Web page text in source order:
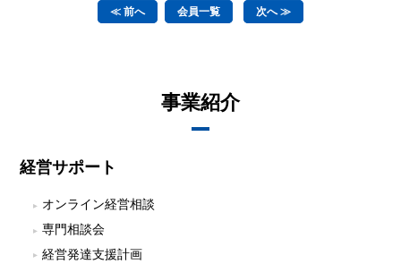
≪ 前へ 会員一覧 次へ ≫
事業紹介
経営サポート
オンライン経営相談
専門相談会
経営発達支援計画